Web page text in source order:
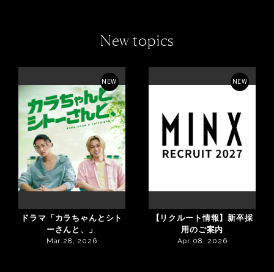
New topics
NEW
ドラマ「カラちゃんとシト
ーさんと、」
Mar 28, 2026
NEW
【リクルート情報】新卒採
用のご案内
Apr 08, 2026